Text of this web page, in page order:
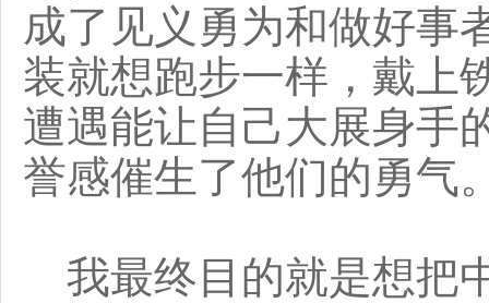
成了见义勇为和做好事
装就想跑步一样，戴上
遭遇能让自己大展身手
誉感催生了他们的勇气
我最终目的就是想把